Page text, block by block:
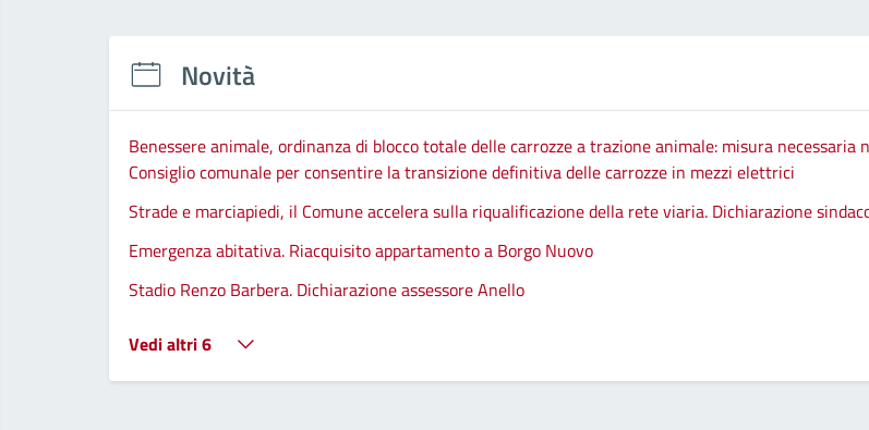
Novità
Benessere animale, ordinanza di blocco totale delle carrozze a trazione animale: misura
Consiglio comunale per consentire la transizione definitiva delle carrozze in mezzi elettrici
Strade e marciapiedi, il Comune accelera sulla riqualificazione della rete viaria. Dichiarazione
Emergenza abitativa. Riacquisito appartamento a Borgo Nuovo
Stadio Renzo Barbera. Dichiarazione assessore Anello
Vedi altri 6